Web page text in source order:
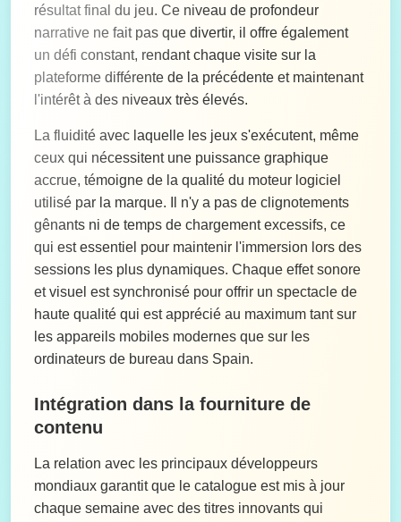
résultat final du jeu. Ce niveau de profondeur
narrative ne fait pas que divertir, il offre également
un défi constant, rendant chaque visite sur la
plateforme différente de la précédente et maintenant
l'intérêt à des niveaux très élevés.
La fluidité avec laquelle les jeux s'exécutent, même
ceux qui nécessitent une puissance graphique
accrue, témoigne de la qualité du moteur logiciel
utilisé par la marque. Il n'y a pas de clignotements
gênants ni de temps de chargement excessifs, ce
qui est essentiel pour maintenir l'immersion lors des
sessions les plus dynamiques. Chaque effet sonore
et visuel est synchronisé pour offrir un spectacle de
haute qualité qui est apprécié au maximum tant sur
les appareils mobiles modernes que sur les
ordinateurs de bureau dans Spain.
Intégration dans la fourniture de
contenu
La relation avec les principaux développeurs
mondiaux garantit que le catalogue est mis à jour
chaque semaine avec des titres innovants qui